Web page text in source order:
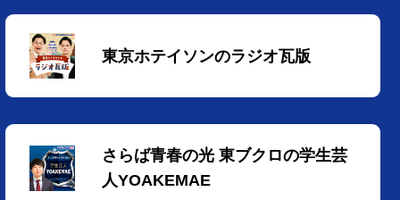
東京ホテイソンのラジオ瓦版
さらば青春の光 東ブクロの学生芸
人YOAKEMAE